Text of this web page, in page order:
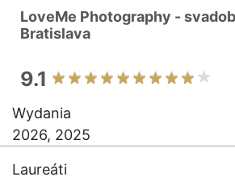
LoveMe Photography -
Bratislava
9.1
Wydania
2026, 2025
Laureáti